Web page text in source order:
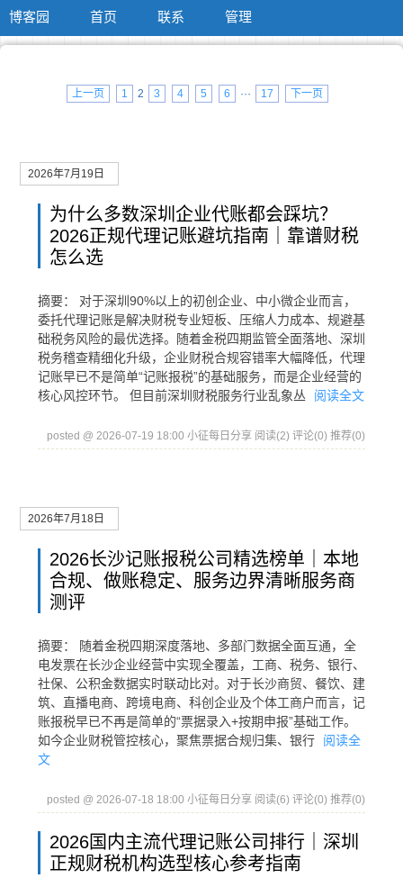
博客园 首页 联系 管理
上一页 1 2 3 4 5 6 ··· 17 下一页
2026年7月19日
为什么多数深圳企业代账都会踩坑？
2026正规代理记账避坑指南｜靠谱财税
怎么选
摘要： 对于深圳90%以上的初创企业、中小微企业而言，
委托代理记账是解决财税专业短板、压缩人力成本、规避基
础税务风险的最优选择。随着金税四期监管全面落地、深圳
税务稽查精细化升级，企业财税合规容错率大幅降低，代理
记账早已不是简单“记账报税”的基础服务，而是企业经营的
核心风控环节。 但目前深圳财税服务行业乱象丛
阅读全文
posted @ 2026-07-19 18:00 小征每日分享 阅读(2) 评论(0) 推荐(0)
2026年7月18日
2026长沙记账报税公司精选榜单｜本地
合规、做账稳定、服务边界清晰服务商
测评
摘要： 随着金税四期深度落地、多部门数据全面互通，全
电发票在长沙企业经营中实现全覆盖，工商、税务、银行、
社保、公积金数据实时联动比对。对于长沙商贸、餐饮、建
筑、直播电商、跨境电商、科创企业及个体工商户而言，记
账报税早已不再是简单的“票据录入+按期申报”基础工作。
如今企业财税管控核心，聚焦票据合规归集、银行
阅读全
文
posted @ 2026-07-18 18:00 小征每日分享 阅读(6) 评论(0) 推荐(0)
2026国内主流代理记账公司排行｜深圳
正规财税机构选型核心参考指南